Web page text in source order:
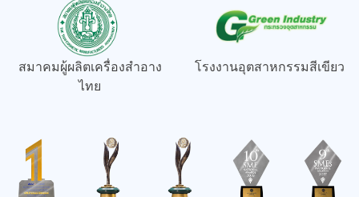
สมาคมผู้ผลิตเครื่องสำอาง
ไทย
โรงงานอุตสาหกรรมสีเขียว